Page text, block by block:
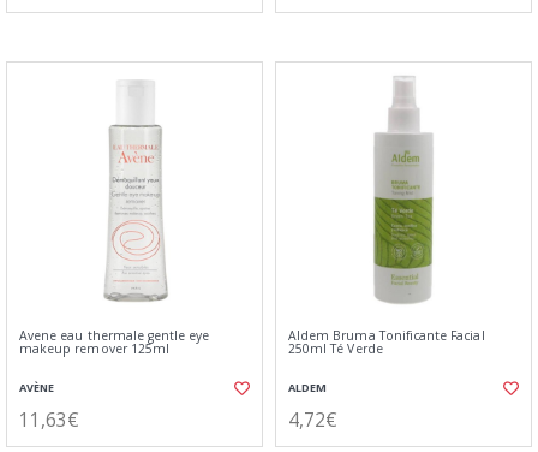
Avene eau thermale gentle eye
makeup remover 125ml
AVÈNE
11,63€
Aldem Bruma Tonificante Facial
250ml Té Verde
ALDEM
4,72€